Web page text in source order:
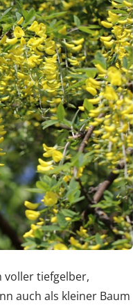
voller tiefgelber,
auch als kleiner Baum